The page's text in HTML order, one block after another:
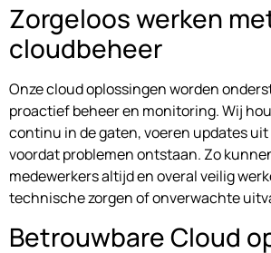
Zorgeloos werken
cloudbeheer
Onze cloud oplossingen worden
proactief beheer en monitoring. Wij
continu in de gaten, voeren updates
voordat problemen ontstaan. Zo
medewerkers altijd en overal veilig
technische zorgen of onverwachte
Betrouwbare Cloud